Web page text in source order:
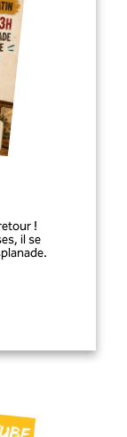
!
il se